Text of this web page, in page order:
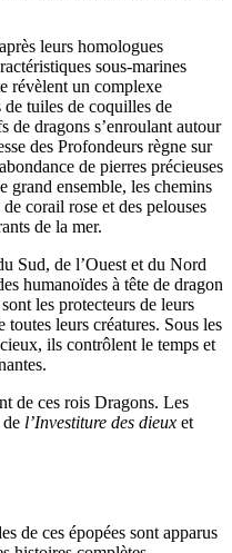
leurs homologues
sous-marines
révèlent un complexe
tuiles de coquilles de
de dragons s’enroulant autour
des Profondeurs règne sur
de pierres précieuses
grand ensemble, les chemins
corail rose et des pelouses
de la mer.
Sud, de l’Ouest et du Nord
humanoïdes à tête de dragon
les protecteurs de leurs
toutes leurs créatures. Sous les
ils contrôlent le temps et
de ces rois Dragons. Les
l’Investiture des dieux et
de ces épopées sont apparus